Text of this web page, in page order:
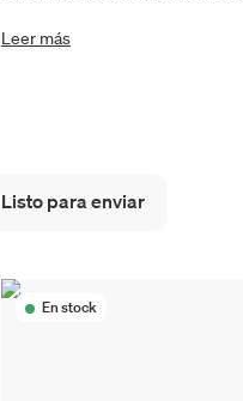
Leer más
Listo para enviar
En stock